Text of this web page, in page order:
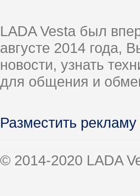
LADA Vesta был
августе 2014 года,
новости, узнать
для общения и
Разместить
© 2014-2020 LADA